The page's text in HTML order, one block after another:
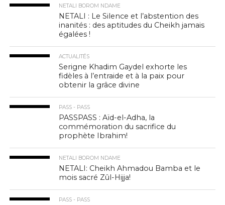
NETALI BOROM NDAME
NETALI : Le Silence et l’abstention des
inanités : des aptitudes du Cheikh jamais
égalées !
ACTUALITÉS
Serigne Khadim Gaydel exhorte les
fidèles à l’entraide et à la paix pour
obtenir la grâce divine
PASS - PASS
PASSPASS : Aïd-el-Adha, la
commémoration du sacrifice du
prophète Ibrahim!
NETALI BOROM NDAME
NETALI: Cheikh Ahmadou Bamba et le
mois sacré Zûl-Hijja!
PASS - PASS